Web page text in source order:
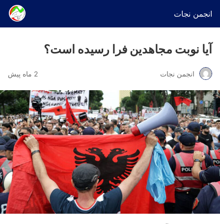
انجمن نجات
آیا نوبت مجاهدین فرا رسیده است؟
انجمن نجات 2 ماه پیش